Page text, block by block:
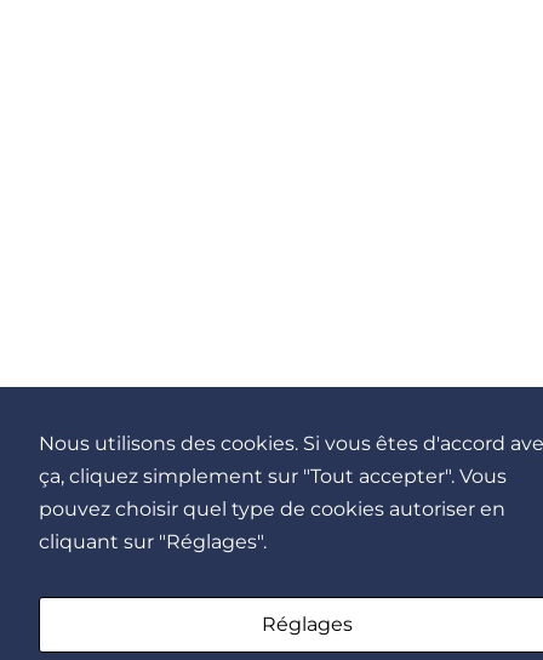
Nous utilisons des cookies. Si vous êtes d'accord
ça, cliquez simplement sur "Tout accepter". Vous
pouvez choisir quel type de cookies autoriser en
cliquant sur "Réglages".
Réglages